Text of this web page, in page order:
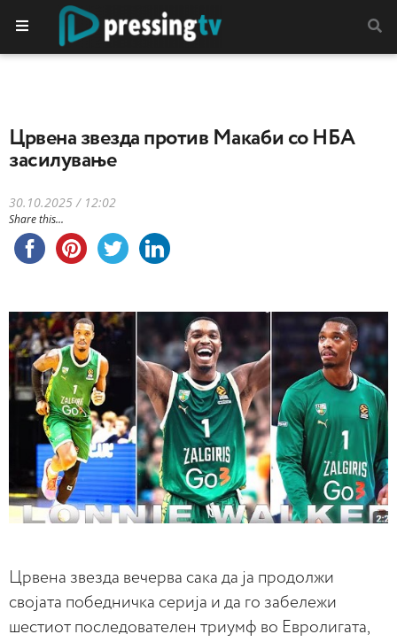
Црвена звезда против Макаби со НБА
засилување
30.10.2025 / 12:02
Share this...
Црвена звезда вечерва сака да ја продолжи
својата победничка серија и да го забележи
шестиот последователен триумф во Евролигата,